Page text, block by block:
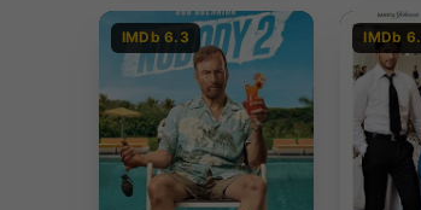
IMDb 6.3 IMDb